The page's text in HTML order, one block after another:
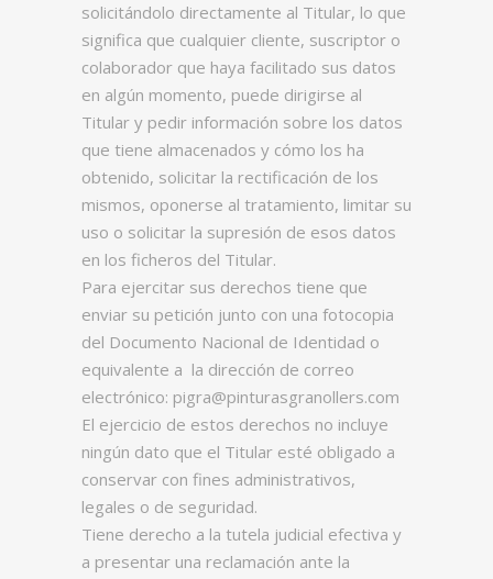
solicitándolo directamente al Titular, lo que
significa que cualquier cliente, suscriptor o
colaborador que haya facilitado sus datos
en algún momento, puede dirigirse al
Titular y pedir información sobre los datos
que tiene almacenados y cómo los ha
obtenido, solicitar la rectificación de los
mismos, oponerse al tratamiento, limitar su
uso o solicitar la supresión de esos datos
en los ficheros del Titular.
Para ejercitar sus derechos tiene que
enviar su petición junto con una fotocopia
del Documento Nacional de Identidad o
equivalente a la dirección de correo
electrónico: pigra@pinturasgranollers.com
El ejercicio de estos derechos no incluye
ningún dato que el Titular esté obligado a
conservar con fines administrativos,
legales o de seguridad.
Tiene derecho a la tutela judicial efectiva y
a presentar una reclamación ante la